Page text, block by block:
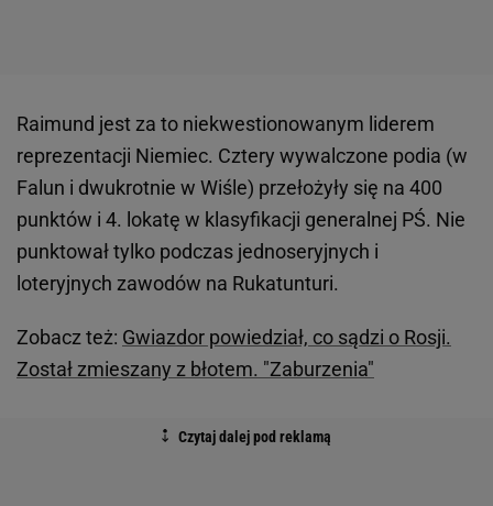
Raimund jest za to niekwestionowanym liderem
reprezentacji Niemiec. Cztery wywalczone podia (w
Falun i dwukrotnie w Wiśle) przełożyły się na 400
punktów i 4. lokatę w klasyfikacji generalnej PŚ. Nie
punktował tylko podczas jednoseryjnych i
loteryjnych zawodów na Rukatunturi.
Zobacz też: Gwiazdor powiedział, co sądzi o Rosji.
Został zmieszany z błotem. "Zaburzenia"